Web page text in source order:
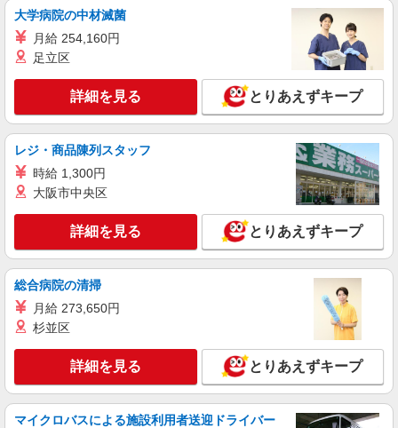
大学病院の中材滅菌
月給 254,160円
足立区
詳細を見る とりあえずキープ
レジ・商品陳列スタッフ
時給 1,300円
大阪市中央区
詳細を見る とりあえずキープ
総合病院の清掃
月給 273,650円
杉並区
詳細を見る とりあえずキープ
マイクロバスによる施設利用者送迎ドライバー